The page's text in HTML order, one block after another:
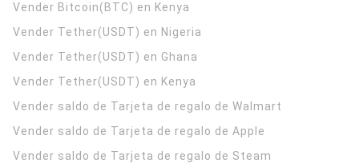
Vender Bitcoin(BTC) en Kenya
Vender Tether(USDT) en Nigeria
Vender Tether(USDT) en Ghana
Vender Tether(USDT) en Kenya
Vender saldo de Tarjeta de regalo de Walmart
Vender saldo de Tarjeta de regalo de Apple
Vender saldo de Tarjeta de regalo de Steam